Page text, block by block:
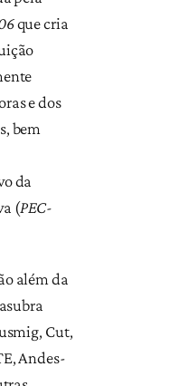
que cria
e dos
bem
da
(PEC-
além da
Cut,
Andes-